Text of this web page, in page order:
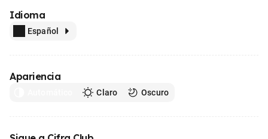
Idioma
Español
Apariencia
Claro Oscuro